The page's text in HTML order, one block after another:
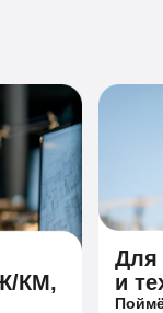
КМ,
Для
и